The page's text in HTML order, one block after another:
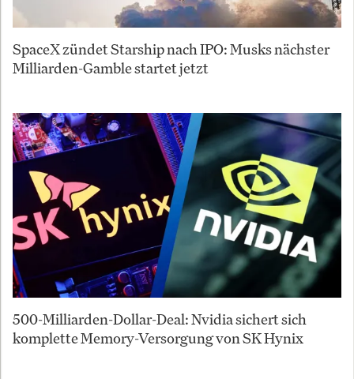
SpaceX zündet Starship nach IPO: Musks nächster
Milliarden-Gamble startet jetzt
500-Milliarden-Dollar-Deal: Nvidia sichert sich
komplette Memory-Versorgung von SK Hynix